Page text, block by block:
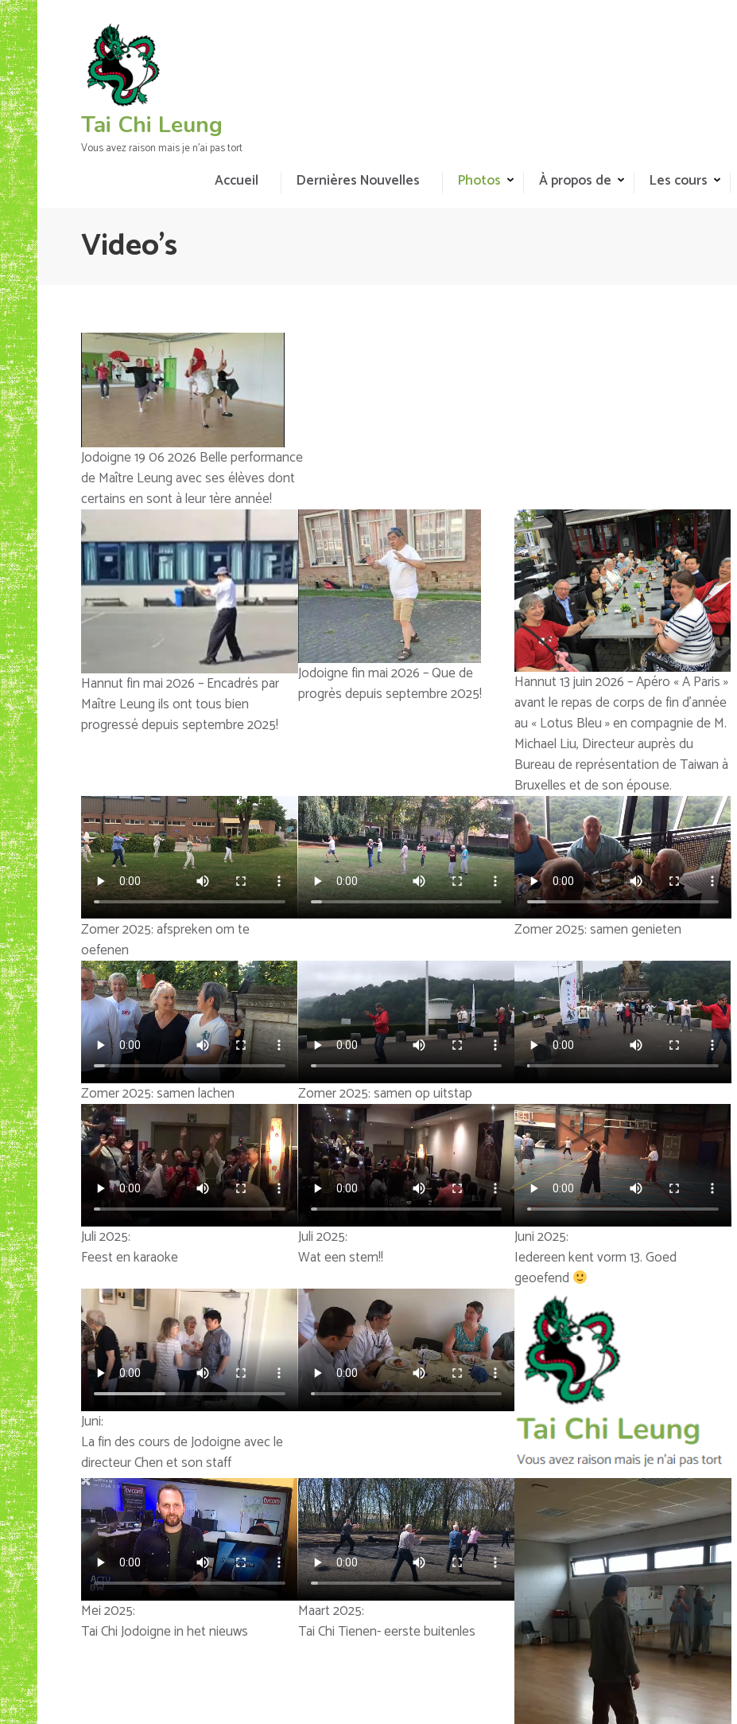
Aller
au
contenu
(Pressez
Entrée)
Tai Chi Leung
Vous avez raison mais je n'ai pas tort
Accueil Dernières Nouvelles Photos À propos de Les cours
Video’s
Jodoigne 19 06 2026 Belle performance
de Maître Leung avec ses élèves dont
certains en sont à leur 1ère année!
Hannut fin mai 2026 – Encadrés par
Maître Leung ils ont tous bien
progressé depuis septembre 2025!
Jodoigne fin mai 2026 – Que de
progrès depuis septembre 2025!
Hannut 13 juin 2026 – Apéro « A Paris »
avant le repas de corps de fin d’année
au « Lotus Bleu » en compagnie de M.
Michael Liu, Directeur auprès du
Bureau de représentation de Taiwan à
Bruxelles et de son épouse.
Zomer 2025: afspreken om te
oefenen
Zomer 2025: samen genieten
Zomer 2025: samen lachen Zomer 2025: samen op uitstap
Juli 2025:
Feest en karaoke
Juli 2025:
Wat een stem!!
Juni 2025:
Iedereen kent vorm 13. Goed
geoefend
Juni:
La fin des cours de Jodoigne avec le
directeur Chen et son staff
Mei 2025:
Tai Chi Jodoigne in het nieuws
Maart 2025:
Tai Chi Tienen- eerste buitenles